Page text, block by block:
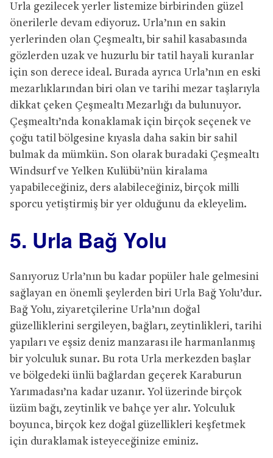
Urla gezilecek yerler listemize birbirinden güzel
önerilerle devam ediyoruz. Urla’nın en sakin
yerlerinden olan Çeşmealtı, bir sahil kasabasında
gözlerden uzak ve huzurlu bir tatil hayali kuranlar
için son derece ideal. Burada ayrıca Urla’nın en eski
mezarlıklarından biri olan ve tarihi mezar taşlarıyla
dikkat çeken Çeşmealtı Mezarlığı da bulunuyor.
Çeşmealtı’nda konaklamak için birçok seçenek ve
çoğu tatil bölgesine kıyasla daha sakin bir sahil
bulmak da mümkün. Son olarak buradaki Çeşmealtı
Windsurf ve Yelken Kulübü’nün kiralama
yapabileceğiniz, ders alabileceğiniz, birçok milli
sporcu yetiştirmiş bir yer olduğunu da ekleyelim.
5. Urla Bağ Yolu
Sanıyoruz Urla’nın bu kadar popüler hale gelmesini
sağlayan en önemli şeylerden biri Urla Bağ Yolu’dur.
Bağ Yolu, ziyaretçilerine Urla’nın doğal
güzelliklerini sergileyen, bağları, zeytinlikleri, tarihi
yapıları ve eşsiz deniz manzarası ile harmanlanmış
bir yolculuk sunar. Bu rota Urla merkezden başlar
ve bölgedeki ünlü bağlardan geçerek Karaburun
Yarımadası’na kadar uzanır. Yol üzerinde birçok
üzüm bağı, zeytinlik ve bahçe yer alır. Yolculuk
boyunca, birçok kez doğal güzellikleri keşfetmek
için duraklamak isteyeceğinize eminiz.